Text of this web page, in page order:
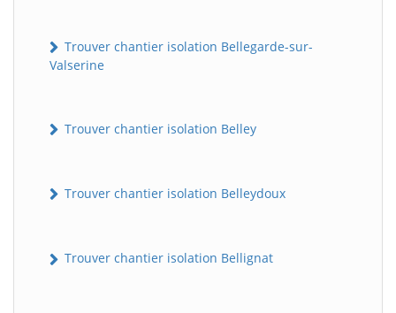
Trouver chantier isolation Bellegarde-sur-
Valserine
Trouver chantier isolation Belley
Trouver chantier isolation Belleydoux
Trouver chantier isolation Bellignat